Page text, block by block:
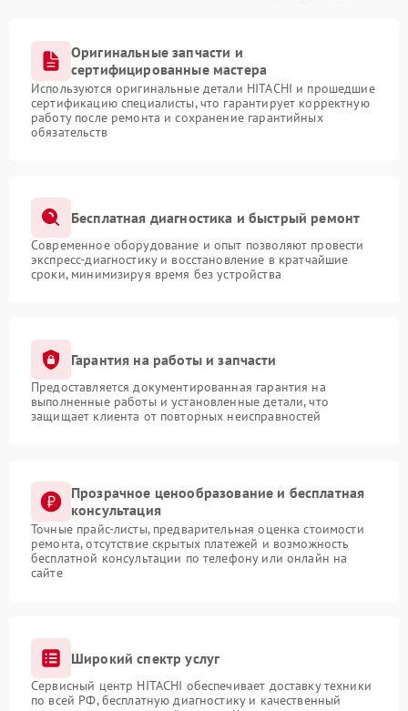
Оригинальные запчасти и
сертифицированные мастера
Используются оригинальные детали HITACHI и прошедшие
сертификацию специалисты, что гарантирует корректную
работу после ремонта и сохранение гарантийных
обязательств
Бесплатная диагностика и быстрый ремонт
Современное оборудование и опыт позволяют провести
экспресс-диагностику и восстановление в кратчайшие
сроки, минимизируя время без устройства
Гарантия на работы и запчасти
Предоставляется документированная гарантия на
выполненные работы и установленные детали, что
защищает клиента от повторных неисправностей
Прозрачное ценообразование и бесплатная
консультация
Точные прайс-листы, предварительная оценка стоимости
ремонта, отсутствие скрытых платежей и возможность
бесплатной консультации по телефону или онлайн на
сайте
Широкий спектр услуг
Сервисный центр HITACHI обеспечивает доставку техники
по всей РФ, бесплатную диагностику и качественный